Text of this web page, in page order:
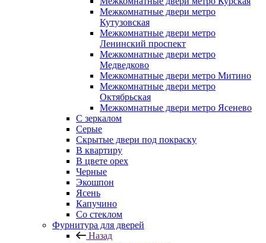
Межкомнатные двери метро
Кутузовская
Межкомнатные двери метро
Ленинский проспект
Межкомнатные двери метро
Медведково
Межкомнатные двери метро Митино
Межкомнатные двери метро
Октябрьская
Межкомнатные двери метро Ясенево
С зеркалом
Серые
Скрытые двери под покраску
В квартиру
В цвете орех
Черные
Экошпон
Ясень
Капучино
Со стеклом
Фурнитура для дверей
Назад